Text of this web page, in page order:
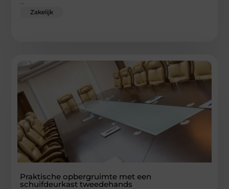
Zakelijk
Praktische opbergruimte met een
schuifdeurkast tweedehands